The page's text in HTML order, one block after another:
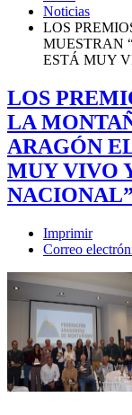
Noticias
LOS
MUESTRAN
ESTÁ MUY
LOS
LA
ARAGÓN
MUY VIVO
NACIONAL”
Imprimir
Correo